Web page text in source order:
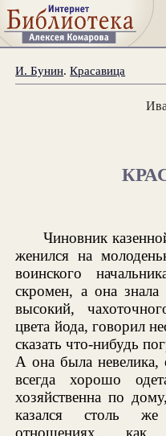
И. Бунин.Красавица
Чиновник
женился на
воинского
скромен, а она
высокий,
цвета йода, говорил
сказать что-нибудь
А она была невелика,
всегда хорошо
хозяйственна по
казался столь
отношениях, как